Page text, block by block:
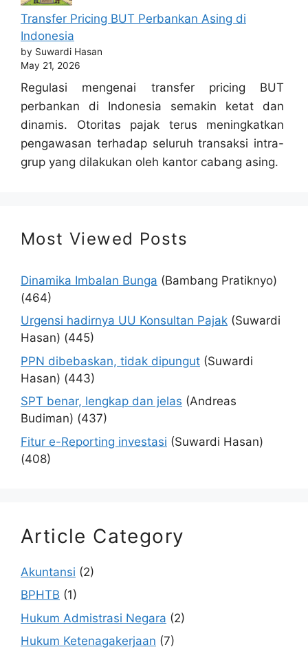
Transfer Pricing BUT Perbankan Asing di
Indonesia
by Suwardi Hasan
May 21, 2026
Regulasi mengenai transfer pricing BUT
perbankan di Indonesia semakin ketat dan
dinamis. Otoritas pajak terus meningkatkan
pengawasan terhadap seluruh transaksi intra-
grup yang dilakukan oleh kantor cabang asing.
Most Viewed Posts
Dinamika Imbalan Bunga (Bambang Pratiknyo)
(464)
Urgensi hadirnya UU Konsultan Pajak (Suwardi
Hasan) (445)
PPN dibebaskan, tidak dipungut (Suwardi
Hasan) (443)
SPT benar, lengkap dan jelas (Andreas
Budiman) (437)
Fitur e-Reporting investasi (Suwardi Hasan)
(408)
Article Category
Akuntansi (2)
BPHTB (1)
Hukum Admistrasi Negara (2)
Hukum Ketenagakerjaan (7)